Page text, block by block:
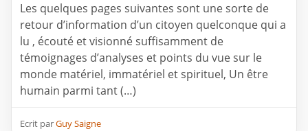
Les quelques pages suivantes sont une sorte de
retour d’information d’un citoyen quelconque qui a
lu , écouté et visionné suffisamment de
témoignages d’analyses et points du vue sur le
monde matériel, immatériel et spirituel, Un être
humain parmi tant (…)
Ecrit parGuy Saigne